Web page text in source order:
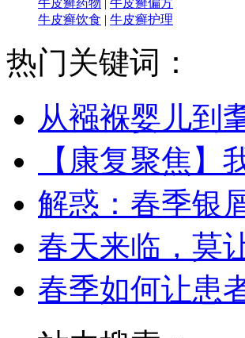
牛皮癣药物 | 牛皮癣偏方
牛皮癣饮食 | 牛皮癣护理
热门关键词：
从襁褓婴儿到
【康复聚焦】
解惑：春季银
春天来临，莫
春季如何让患